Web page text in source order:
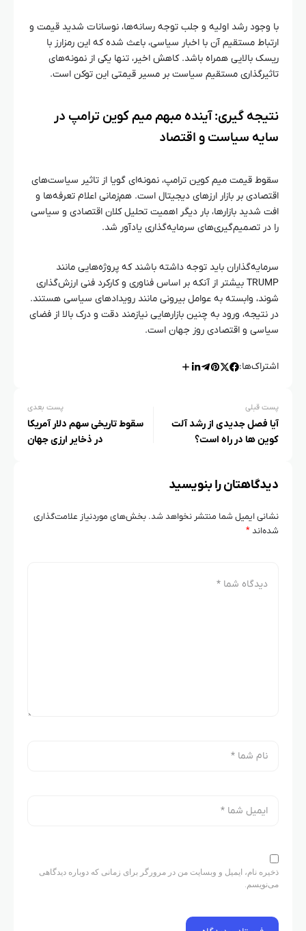
با وجود رشد اولیه و جلب توجه رسانه‌ها، نوسانات شدید قیمت و
ارتباط مستقیم آن با اخبار سیاسی، باعث شده که این رمزارز با
ریسک بالایی همراه باشد. کاهش اخیر، تنها یکی از نمونه‌های
تاثیرگذاری مستقیم سیاست بر مسیر قیمتی این توکن است.
نتیجه‌ گیری: آینده مبهم میم کوین ترامپ در
سایه سیاست و اقتصاد
سقوط قیمت میم کوین ترامپ، نمونه‌ای گویا از تاثیر سیاست‌های
اقتصادی بر بازار ارزهای دیجیتال است. هم‌زمانی اعلام تعرفه‌ها و
افت شدید بازارها، بار دیگر اهمیت تحلیل کلان اقتصادی و سیاسی
را در تصمیم‌گیری‌های سرمایه‌گذاری یادآور شد.
سرمایه‌گذاران باید توجه داشته باشند که پروژه‌هایی مانند
TRUMP بیشتر از آنکه بر اساس فناوری و کارکرد فنی ارزش‌گذاری
شوند، وابسته به عوامل بیرونی مانند رویدادهای سیاسی هستند.
در نتیجه، ورود به چنین بازارهایی نیازمند دقت و درک بالا از فضای
سیاسی و اقتصادی روز جهان است.
اشتراک‌ها:
پست قبلی
آیا فصل جدیدی از رشد آلت
کوین‌ ها در راه است؟
پست بعدی
سقوط تاریخی سهم دلار آمریکا
در ذخایر ارزی جهان
دیدگاهتان را بنویسید
نشانی ایمیل شما منتشر نخواهد شد. بخش‌های موردنیاز علامت‌گذاری
شده‌اند*
ذخیره نام، ایمیل و وبسایت من در مرورگر برای زمانی که دوباره دیدگاهی
می‌نویسم.